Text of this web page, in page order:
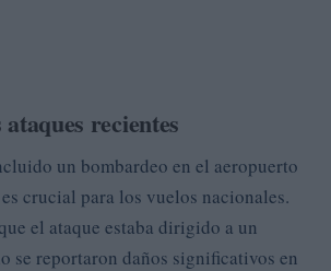
recientes
un bombardeo en el aeropuerto
crucial para los vuelos nacionales.
el ataque estaba dirigido a un
se reportaron daños significativos en